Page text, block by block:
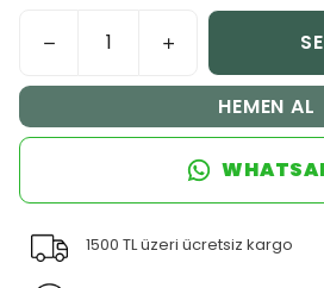
HEMEN AL
1500 TL üzeri ücretsiz kargo